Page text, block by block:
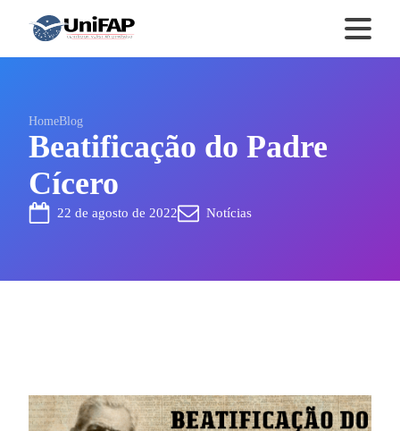
HomeBlog
Beatificação do Padre
Cícero
22 de agosto de 2022 Notícias